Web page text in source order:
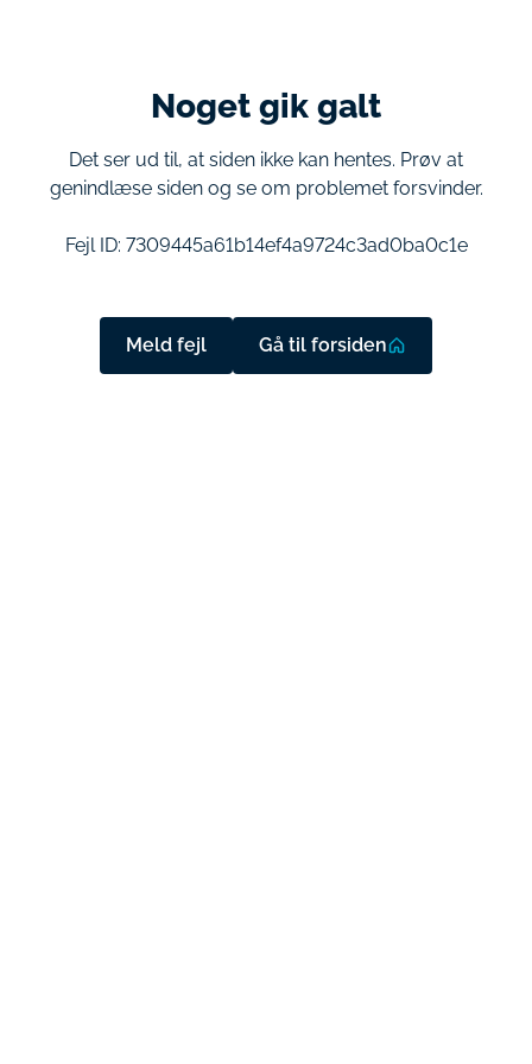
Noget gik galt
Det ser ud til, at siden ikke kan hentes. Prøv at
genindlæse siden og se om problemet forsvinder.
Fejl ID: 7309445a61b14ef4a9724c3ad0ba0c1e
Meld fejl Gå til forsiden